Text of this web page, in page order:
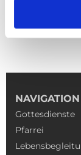
NAVIGATION
Gottesdienste
Pfarrei